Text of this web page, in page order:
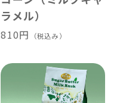
ラメル）
810円 （税込み）